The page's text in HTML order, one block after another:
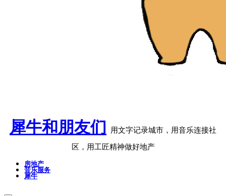
犀牛和朋友们 用文字记录城市，用音乐连接社
区，用工匠精神做好地产
房地产
音乐服务
犀牛